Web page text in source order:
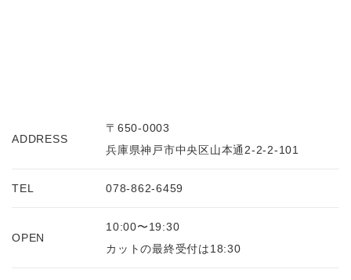
ADDRESS
〒650-0003
兵庫県神戸市中央区山本通2-2-2-101
TEL 078-862-6459
OPEN
10:00〜19:30
カットの最終受付は18:30